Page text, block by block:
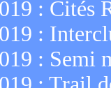
: Cités
:
: Semi